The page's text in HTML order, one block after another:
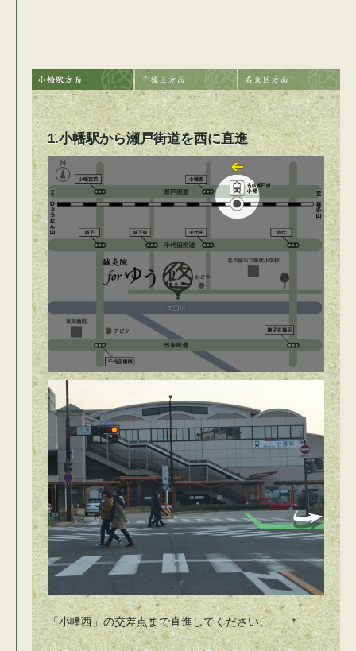
1.小幡駅から瀬戸街道を西に直進
「小幡西」の交差点まで直進してください。